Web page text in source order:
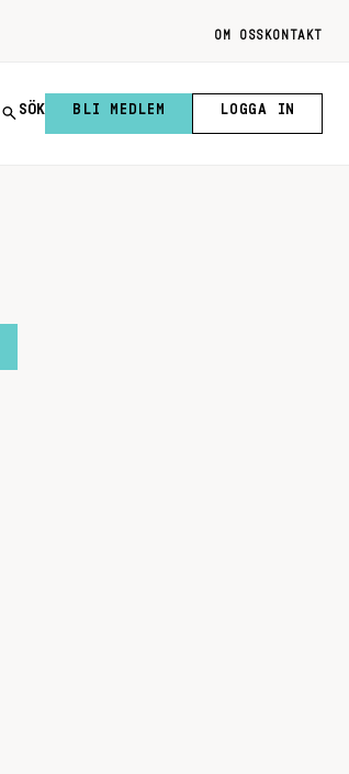
OM OSS KONTAKT
SÖK BLI MEDLEM LOGGA IN